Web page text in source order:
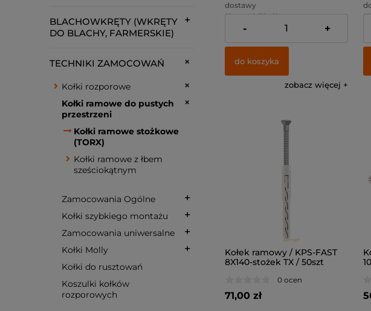
BLACHOWKRĘTY (WKRĘTY
DO BLACHY, FARMERSKIE)
TECHNIKI ZAMOCOWAŃ
Kołki rozporowe
Kołki ramowe do pustych
przestrzeni
Kołki ramowe stożkowe
(TORX)
Kołki ramowe z łbem
sześciokątnym
Zamocowania Ogólne
Kołki szybkiego montażu
Zamocowania uniwersalne
Kołki Molly
Kołki do rusztowań
Koszulki kołków
rozporowych
dostawy
( 1 szt = 0,78 zł )
Cena netto:
31,71 zł
- +
do koszyka
zobacz więcej
(
Kołek ramowy / KPS-FAST
8X140-stożek TX / 50szt
0 ocen
71,00 zł